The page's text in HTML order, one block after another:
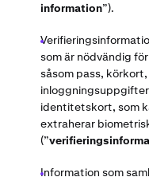
information”).
som är nödvändig
såsom pass,
identitetskort, som
extraherar
(”
Information som